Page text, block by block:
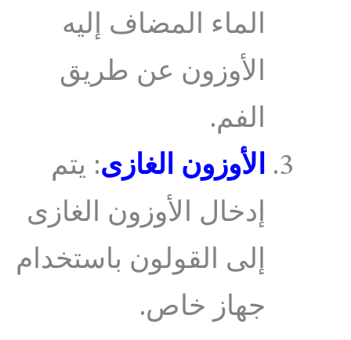
الماء المضاف إليه
الأوزون عن طريق
الفم.
الأوزون الغازى: يتم
إدخال الأوزون الغازى
إلى القولون باستخدام
جهاز خاص.